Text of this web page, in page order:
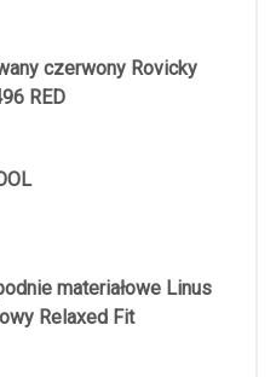
czerwony Rovicky
RED
materiałowe Linus
Relaxed Fit